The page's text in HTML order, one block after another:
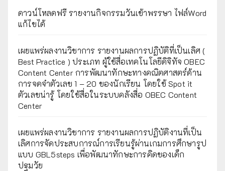
ดาวน์โหลดฟรี รายงานกิจกรรมวันเข้าพรรษา ไฟล์Word
แก้ไขได้
เผยแพร่ผลงานวิชาการ รายงานผลการปฏิบัติที่เป็นเลิศ (
Best Practice ) ประเภท ผู้ใช้สื่อเทคโนโลยีดิจิทัจ OBEC
Content Center การพัฒนาทักษะทางคณิตศาสตร์ด้าน
การจดจำตัวเลข 1 – 20 ของนักเรียน โดยใช้ Spot it
ตัวเลขน่ารู้ โดยใช้สื่อในระบบคลังสื่อ OBEC Content
Center
เผยแพร่ผลงานวิชาการ รายงานผลการปฏิบัติงานที่เป็น
เลิศการจัดประสบการณ์การเรียนรู้ผ่านเกมการศึกษารูป
แบบ GBL5steps เพื่อพัฒนาทักษะการคิดของเด็ก
ปฐมวัย